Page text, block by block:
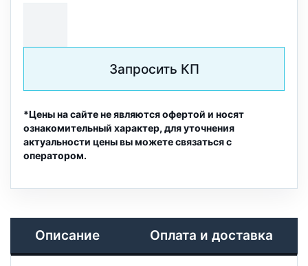
Запросить КП
*Цены на сайте не являются офертой и носят
ознакомительный характер, для уточнения
актуальности цены вы можете связаться с
оператором.
Описание Оплата и доставка